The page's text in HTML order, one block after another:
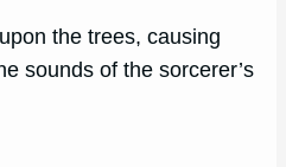
the trees, causing
sounds of the sorcerer’s